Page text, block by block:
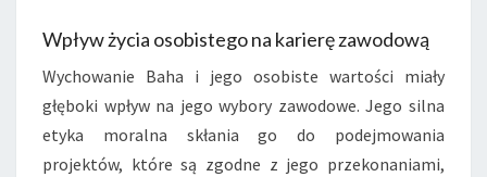
Wpływ życia osobistego na karierę zawodową
Wychowanie Baha i jego osobiste wartości miały
głęboki wpływ na jego wybory zawodowe. Jego silna
etyka moralna skłania go do podejmowania
projektów, które są zgodne z jego przekonaniami,